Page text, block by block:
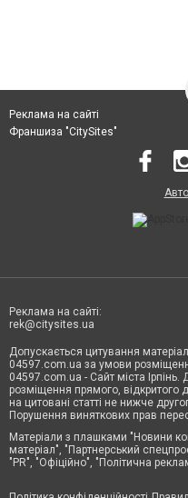
Реклама на сайті
Франшиза "CitySites"
Реклама на сайті:
rek@citysites.ua
Допускається цитування
04597.com.ua за умови
04597.com.ua - Сайт міста
розміщення прямого, відкритого
на цитовані статті не нижче
Порушення виняткових прав
Матеріали з плашками "Новини
матеріал", "Партнерський
"PR", "Офіційно", "Політична